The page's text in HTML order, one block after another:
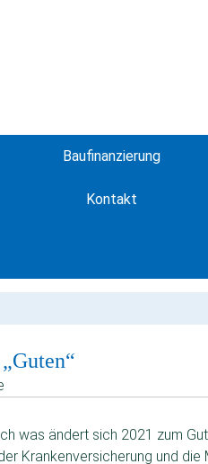
Baufinanzierung
Kontakt
was ändert sich 2021 zum
Krankenversicherung und